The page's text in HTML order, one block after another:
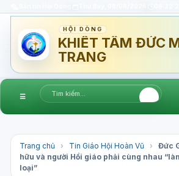
HỘI DÒNG
KHIẾT TÂM ĐỨC
TRANG
☰
Trang chủ › Tin Giáo Hội Hoàn Vũ ›
Đức
hữu và người Hồi giáo phải cùng nhau
loại”